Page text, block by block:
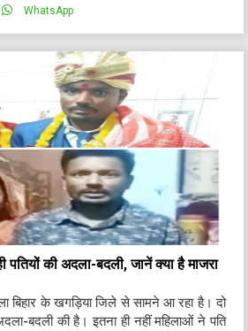
WhatsApp
पतियों की अदला-बदली, जानें क्या है माजरा
बिहार के खगड़िया जिले से सामने आ रहा है। दो
बदली की है। इतना ही नहीं महिलाओं ने पति